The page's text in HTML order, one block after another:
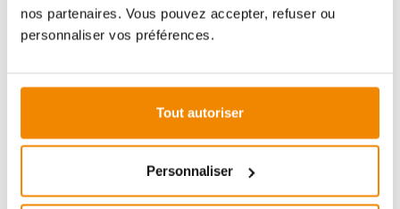
nos partenaires. Vous pouvez accepter, refuser ou
personnaliser vos préférences.
Tout autoriser
Personnaliser
et de cheminées:
Aboubakar Fofana vous conseille volontiers sur le
reste sans réponse, aucun problème n'est irrésolu.
Vous avez des questions sur nos produits? N'hésitez